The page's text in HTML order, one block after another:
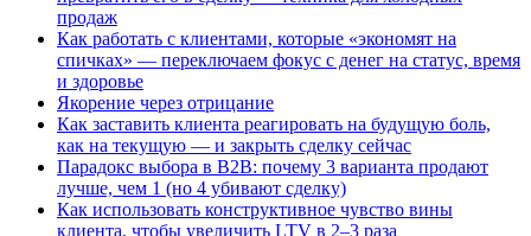
продаж
Как работать с клиентами, которые «экономят на
спичках» — переключаем фокус с денег на статус, время
и здоровье
Якорение через отрицание
Как заставить клиента реагировать на будущую боль,
как на текущую — и закрыть сделку сейчас
Парадокс выбора в B2B: почему 3 варианта продают
лучше, чем 1 (но 4 убивают сделку)
Как использовать конструктивное чувство вины
клиента, чтобы увеличить LTV в 2–3 раза